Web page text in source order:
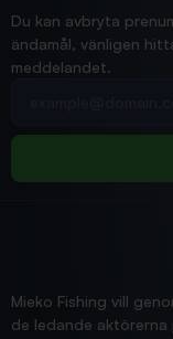
Jensa
Du kan avbryta
ändamål, vänligen
meddelandet.
Mieko Fishing vill
de ledande aktörerna